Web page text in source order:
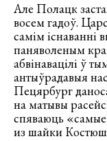
Але Полацк
восем гадоў.
самім існаванні
паняволеным
абвінавацілі ў
антыўрадавыя
Пецярбург
на матывы
спяваюць
из шайки